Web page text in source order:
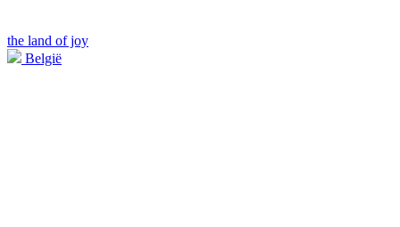
the land of joy
België